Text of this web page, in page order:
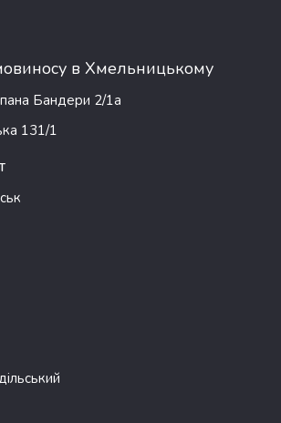
в Хмельницькому
Бандери 2/1а
131/1